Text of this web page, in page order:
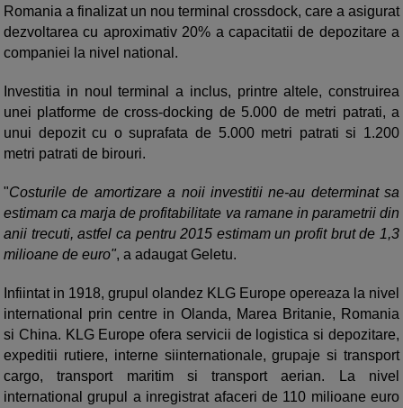
Romania a finalizat un nou terminal crossdock, care a asigurat
dezvoltarea cu aproximativ 20% a capacitatii de depozitare a
companiei la nivel national.
Investitia in noul terminal a inclus, printre altele, construirea
unei platforme de cross-docking de 5.000 de metri patrati, a
unui depozit cu o suprafata de 5.000 metri patrati si 1.200
metri patrati de birouri.
"Costurile de amortizare a noii investitii ne-au determinat sa
estimam ca marja de profitabilitate va ramane in parametrii din
anii trecuti, astfel ca pentru 2015 estimam un profit brut de 1,3
milioane de euro", a adaugat Geletu.
Infiintat in 1918, grupul olandez KLG Europe opereaza la nivel
international prin centre in Olanda, Marea Britanie, Romania
si China. KLG Europe ofera servicii de logistica si depozitare,
expeditii rutiere, interne siinternationale, grupaje si transport
cargo, transport maritim si transport aerian. La nivel
international grupul a inregistrat afaceri de 110 milioane euro